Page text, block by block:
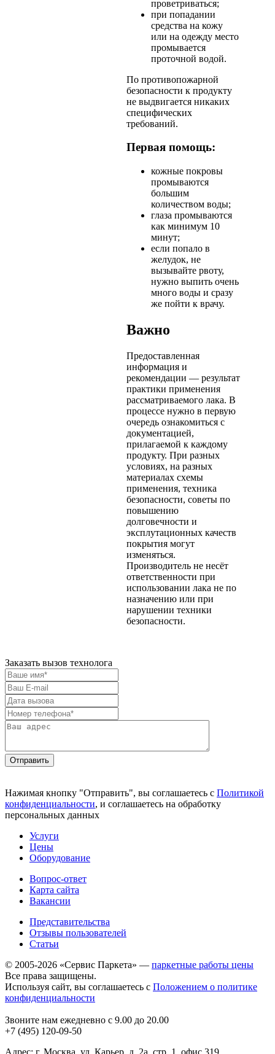
проветриваться;
при попадании
средства на кожу
или на одежду место
промывается
проточной водой.
По противопожарной
безопасности к продукту
не выдвигается никаких
специфических
требований.
Первая помощь:
кожные покровы
промываются
большим
количеством воды;
глаза промываются
как минимум 10
минут;
если попало в
желудок, не
вызывайте рвоту,
нужно выпить очень
много воды и сразу
же пойти к врачу.
Важно
Предоставленная
информация и
рекомендации — результат
практики применения
рассматриваемого лака. В
процессе нужно в первую
очередь ознакомиться с
документацией,
прилагаемой к каждому
продукту. При разных
условиях, на разных
материалах схемы
применения, техника
безопасности, советы по
повышению
долговечности и
эксплутационных качеств
покрытия могут
изменяться.
Производитель не несёт
ответственности при
использовании лака не по
назначению или при
нарушении техники
безопасности.
Заказать вызов технолога
Отправить
Нажимая кнопку "Отправить", вы соглашаетесь с Политикой
конфиденциальности, и соглашаетесь на обработку
персональных данных
Услуги
Цены
Оборудование
Вопрос-ответ
Карта сайта
Вакансии
Представительства
Отзывы пользователей
Статьи
© 2005-2026 «Сервис Паркета» — паркетные работы цены
Все права защищены.
Используя сайт, вы соглашаетесь с Положением о политике
конфиденциальности
Звоните нам ежедневно с 9.00 до 20.00
+7 (495) 120-09-50
Адрес: г. Москва, ул. Карьер, д. 2а, стр. 1, офис 319